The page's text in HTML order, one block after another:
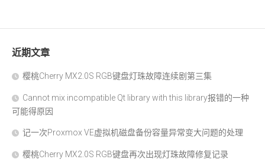
近期文章
樱桃Cherry MX2.0S RGB键盘灯珠故障连续剧第三集
Cannot mix incompatible Qt library with this library报错的一种
可能得原因
记一次Proxmox VE虚拟机磁盘备份容量异常变大问题的处理
樱桃Cherry MX2.0S RGB键盘再次出现灯珠故障修复记录